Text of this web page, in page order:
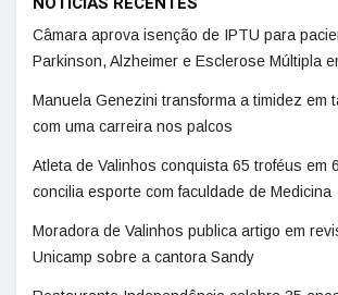
Câmara aprova isenção de IPTU para
Parkinson, Alzheimer e Esclerose Múltipla
Manuela Genezini transforma a timidez em
com uma carreira nos palcos
Atleta de Valinhos conquista 65 troféus em
concilia esporte com faculdade de Medicina
Moradora de Valinhos publica artigo em
Unicamp sobre a cantora Sandy